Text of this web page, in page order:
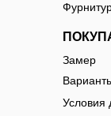
Замер
Условия